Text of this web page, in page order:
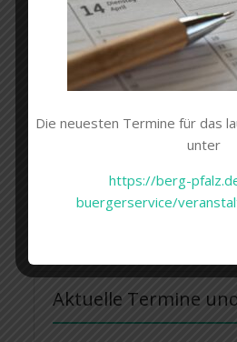
Schülerhort der
Informationen zum
erhalten Sie hier.
Aktuelle Termine
Die neuesten Termine für das
unter
https://berg-
buergerservice/